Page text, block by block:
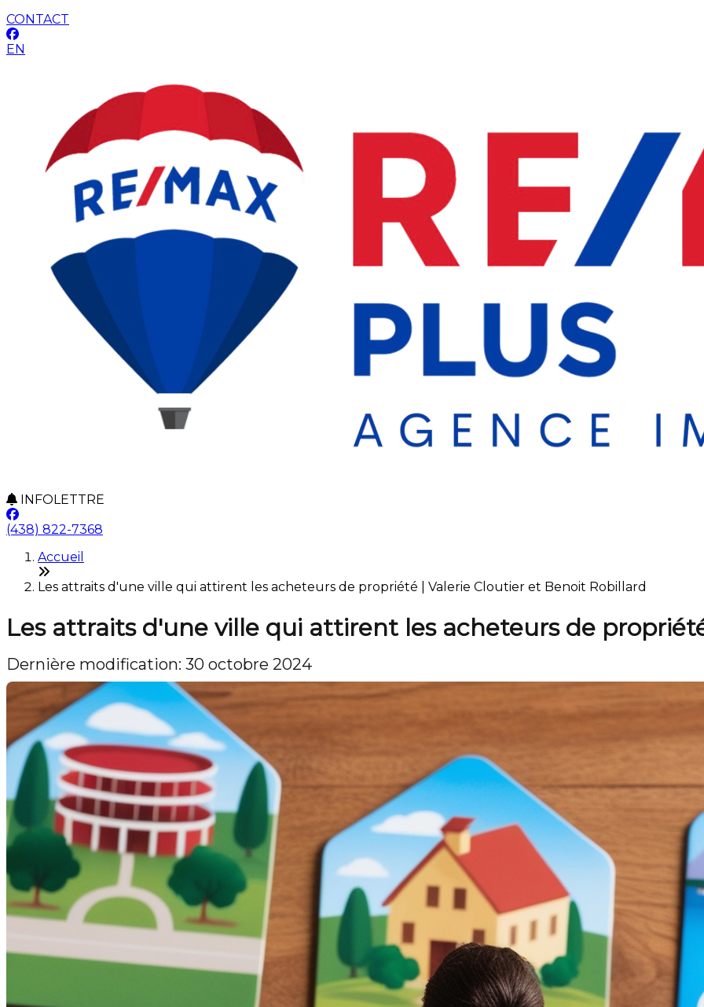
CONTACT
EN
INFOLETTRE
(438) 822-7368
Accueil
Les attraits d'une ville qui attirent les acheteurs de propriété | Valerie Cloutier et Benoit Robillard
Les attraits d'une ville qui attirent les acheteurs de
Dernière modification: 30 octobre 2024